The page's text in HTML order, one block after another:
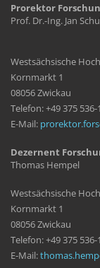
Prorektor
Prof. Dr.-Ing. Jan
Westsächsische
Kornmarkt 1
08056 Zwickau
Telefon: +49 375 536-
E-Mail:
Dezernent
Thomas Hempel
Westsächsische
Kornmarkt 1
08056 Zwickau
Telefon: +49 375 536-
E-Mail: